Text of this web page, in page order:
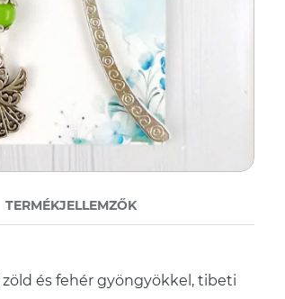
TERMÉKJELLEMZŐK
és fehér gyöngyökkel, tibeti